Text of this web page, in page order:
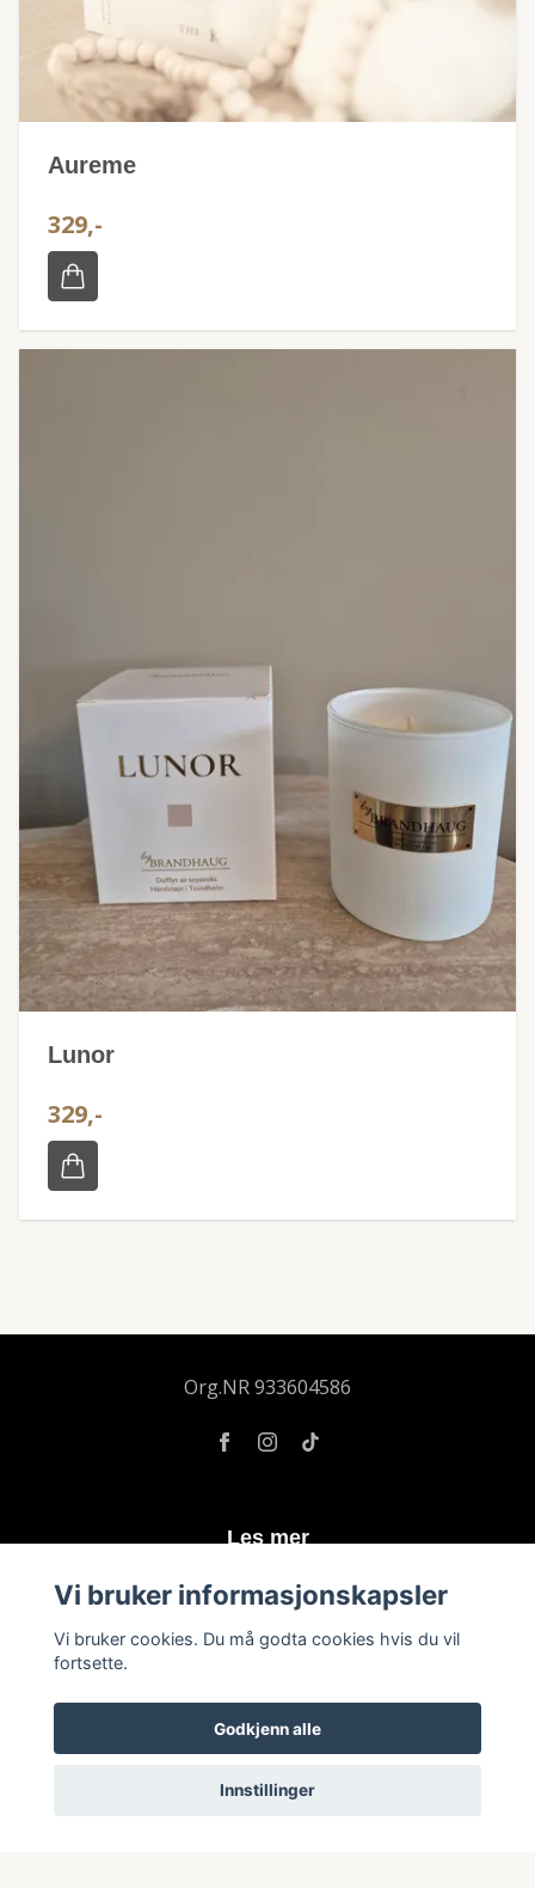
Aureme
329,-
Lunor
329,-
Org.NR 933604586
Les mer
Kontakt
Vilkår og betingelser
Abonner på vårt nyhetsbrev
Vi bruker informasjonskapsler
Vi bruker cookies. Du må godta cookies hvis du vil
fortsette.
Godkjenn alle
Innstillinger